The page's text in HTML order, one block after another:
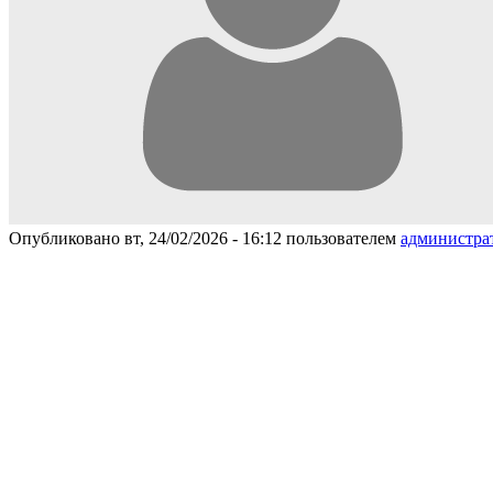
Опубликовано вт, 24/02/2026 - 16:12 пользователем